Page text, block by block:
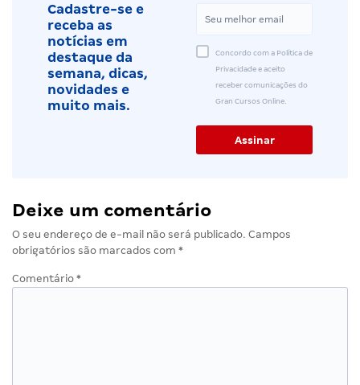
Cadastre-se e
receba as
notícias em
destaque da
semana, dicas,
novidades e
muito mais.
Concordo com a Política de
Privacidade e aceito
receber comunicações do
Gran Cursos Online.
Deixe um comentário
O seu endereço de e-mail não será publicado. Campos
obrigatórios são marcados com *
Comentário *